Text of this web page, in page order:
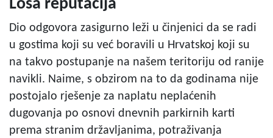
Loša reputacija
Dio odgovora zasigurno leži u činjenici da se radi
u gostima koji su već boravili u Hrvatskoj koji su
na takvo postupanje na našem teritoriju od ranije
navikli. Naime, s obzirom na to da godinama nije
postojalo rješenje za naplatu neplaćenih
dugovanja po osnovi dnevnih parkirnih karti
prema stranim državljanima, potraživanja